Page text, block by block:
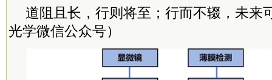
道阻且长，行则将至；行而不辍，未来
光学微信公众号）